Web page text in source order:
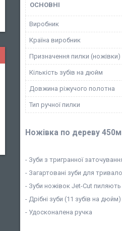
ОСНОВНІ
Виробник
Країна виробник
Призначення пилки (ножівки)
Кількість зубів на дюйм
Довжина ріжучого полотна
Тип ручної пилки
Ножівка по дереву
- Зуби з тригранної
- Загартовані зуби для
- Зуби ножівок Jet-Cut
- Дрібні зуби (11 зубів на
- Удосконалена ручка